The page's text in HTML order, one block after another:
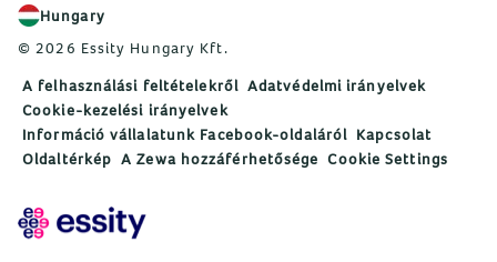
Hungary
© 2026 Essity Hungary Kft.
A felhasználási feltételekről Adatvédelmi irányelvek
Cookie-kezelési irányelvek
Információ vállalatunk Facebook-oldaláról Kapcsolat
Oldaltérkép A Zewa hozzáférhetősége Cookie Settings